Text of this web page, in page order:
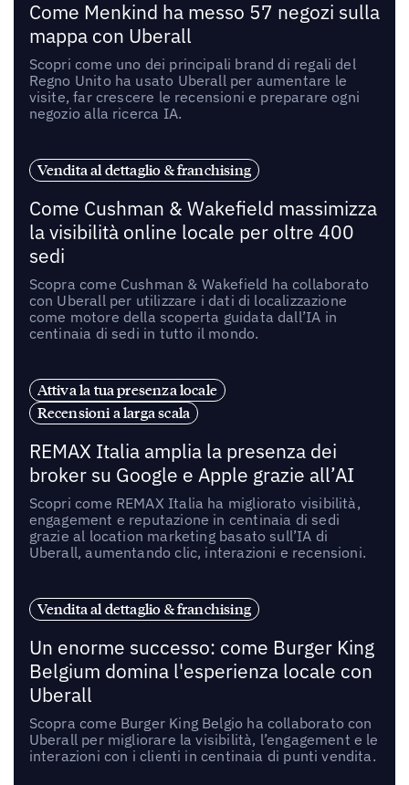
Come Menkind ha messo 57 negozi sulla
mappa con Uberall
Scopri come uno dei principali brand di regali del
Regno Unito ha usato Uberall per aumentare le
visite, far crescere le recensioni e preparare ogni
negozio alla ricerca IA.
Vendita al dettaglio & franchising
Come Cushman & Wakefield massimizza
la visibilità online locale per oltre 400
sedi
Scopra come Cushman & Wakefield ha collaborato
con Uberall per utilizzare i dati di localizzazione
come motore della scoperta guidata dall’IA in
centinaia di sedi in tutto il mondo.
Attiva la tua presenza locale
Recensioni a larga scala
REMAX Italia amplia la presenza dei
broker su Google e Apple grazie all’AI
Scopri come REMAX Italia ha migliorato visibilità,
engagement e reputazione in centinaia di sedi
grazie al location marketing basato sull’IA di
Uberall, aumentando clic, interazioni e recensioni.
Vendita al dettaglio & franchising
Un enorme successo: come Burger King
Belgium domina l'esperienza locale con
Uberall
Scopra come Burger King Belgio ha collaborato con
Uberall per migliorare la visibilità, l’engagement e le
interazioni con i clienti in centinaia di punti vendita.